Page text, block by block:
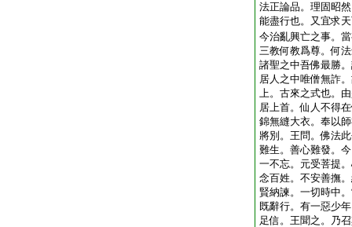
法正論品。理固昭
能盡行也。又宜求
今治亂興亡之事。
三教何教爲尊。何
諸聖之中吾佛最勝
居人之中唯僧無詐
上。古來之式也。
居上首。仙人不得
錦無縫大衣。奉以
將別。王問。佛法
難生。善心難發。
一不忘。元受菩提
念百姓。不安善撫
賢納諫。一切時中
既辭行。有一惡少
足信。王聞之。乃